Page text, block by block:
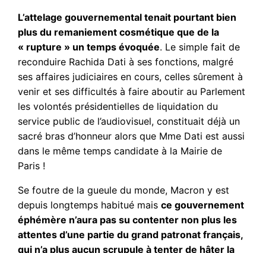
L’attelage gouvernemental tenait pourtant bien
plus du remaniement cosmétique que de la
« rupture » un temps évoquée. Le simple fait de
reconduire Rachida Dati à ses fonctions, malgré
ses affaires judiciaires en cours, celles sûrement à
venir et ses difficultés à faire aboutir au Parlement
les volontés présidentielles de liquidation du
service public de l’audiovisuel, constituait déjà un
sacré bras d’honneur alors que Mme Dati est aussi
dans le même temps candidate à la Mairie de
Paris !
Se foutre de la gueule du monde, Macron y est
depuis longtemps habitué maisce gouvernement
éphémère n’aura pas su contenter non plus les
attentes d’une partie du grand patronat français,
qui n’a plus aucun scrupule à tenter de hâter la